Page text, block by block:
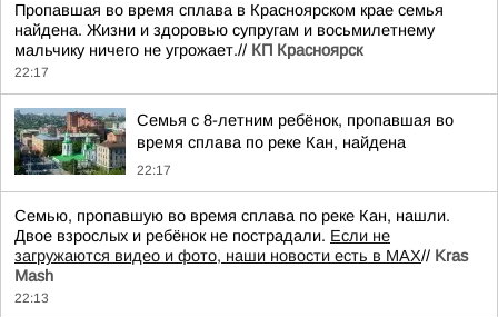
Пропавшая во время сплава в Красноярском крае семья
найдена. Жизни и здоровью супругам и восьмилетнему
мальчику ничего не угрожает.// КП Красноярск
22:17
Семья с 8-летним ребёнок, пропавшая во
время сплава по реке Кан, найдена
22:17
Семью, пропавшую во время сплава по реке Кан, нашли.
Двое взрослых и ребёнок не пострадали. Если не
загружаются видео и фото, наши новости есть в MAX// Kras
Mash
22:13